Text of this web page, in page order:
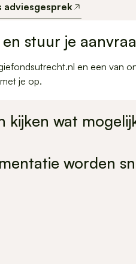
adviesgesprek
stuur je
en een van
je op.
kijken wat
worden